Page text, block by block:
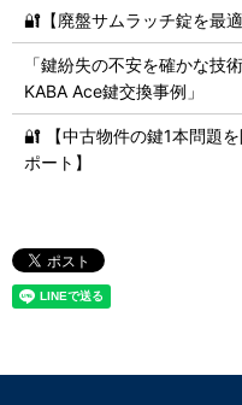
🔐【廃盤サムラッチ錠を最
「鍵紛失の不安を確かな技
KABA Ace鍵交換事例」
🔐 【中古物件の鍵1本問題
ポート】